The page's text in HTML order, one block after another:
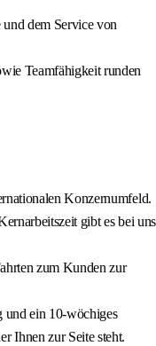
dem Service von
Teamfähigkeit runden
Konzernumfeld.
gibt es bei uns
zum Kunden zur
und ein 10-wöchiges
Ihnen zur Seite steht.